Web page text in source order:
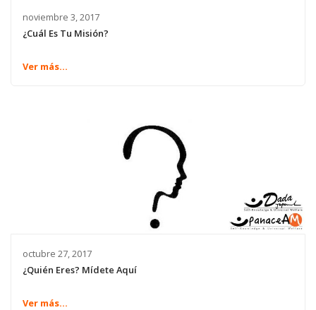
noviembre 3, 2017
¿Cuál Es Tu Misión?
Ver más...
octubre 27, 2017
¿Quién Eres? Mídete Aquí
Ver más...